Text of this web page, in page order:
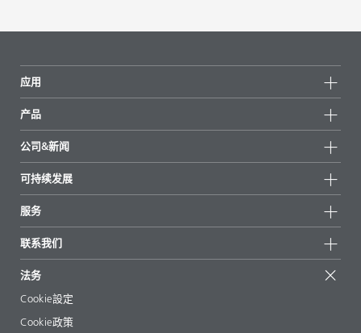
应用
产品
所有产品
重点推荐
公司&新闻
新闻
新闻和媒体
地区和分销商
展会和活动
可持续发展
可持续产品
成功案例
EcoVadis
认证
服务
起始配方
文章
电子书
法规事务
联系我们
法务
Cookie設定
Cookie政策